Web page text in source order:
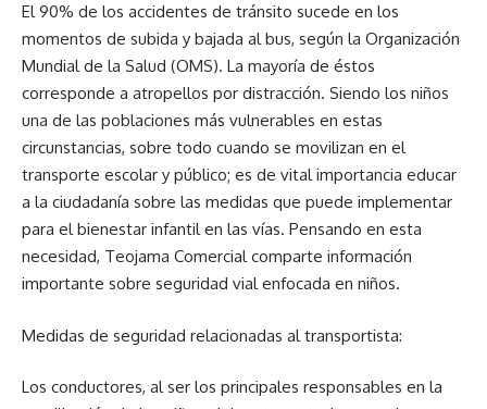
El 90% de los accidentes de tránsito sucede en los
momentos de subida y bajada al bus, según la Organización
Mundial de la Salud (OMS). La mayoría de éstos
corresponde a atropellos por distracción. Siendo los niños
una de las poblaciones más vulnerables en estas
circunstancias, sobre todo cuando se movilizan en el
transporte escolar y público; es de vital importancia educar
a la ciudadanía sobre las medidas que puede implementar
para el bienestar infantil en las vías. Pensando en esta
necesidad, Teojama Comercial comparte información
importante sobre seguridad vial enfocada en niños.
Medidas de seguridad relacionadas al transportista:
Los conductores, al ser los principales responsables en la